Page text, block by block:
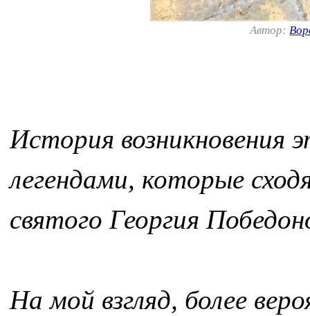
Автор:
История возникновения
легендами, которые
святого Георгия
На мой взгляд, более